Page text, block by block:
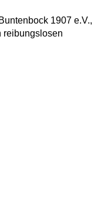
1907 e.V.,
reibungslosen